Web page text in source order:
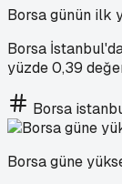
Borsa günün ilk
Borsa
yüzde 0,39
Borsa
Borsa güne